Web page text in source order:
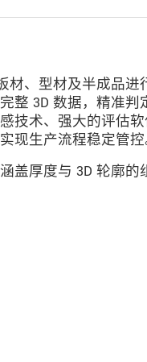
、型材及半成品进
整 3D 数据，精准判
技术、强大的评估
现生产流程稳定管控
盖厚度与 3D 轮廓的